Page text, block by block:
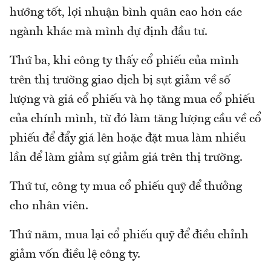
hướng tốt, lợi nhuận bình quân cao hơn các
ngành khác mà mình dự định đầu tư.
Thứ ba, khi công ty thấy cổ phiếu của mình
trên thị trường giao dịch bị sụt giảm về số
lượng và giá cổ phiếu và họ tăng mua cổ phiếu
của chính mình, từ đó làm tăng lượng cầu về cổ
phiếu để đẩy giá lên hoặc đặt mua làm nhiều
lần để làm giảm sự giảm giá trên thị trường.
Thứ tư, công ty mua cổ phiếu quỹ để thưởng
cho nhân viên.
Thứ năm, mua lại cổ phiếu quỹ để điều chỉnh
giảm vốn điều lệ công ty.